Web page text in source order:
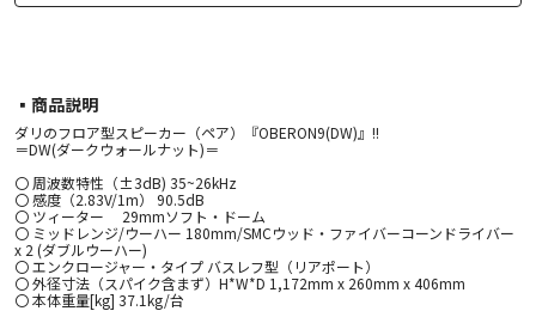
▪︎商品説明
ダリのフロア型スピーカー（ペア）『OBERON9(DW)』!!
＝DW(ダークウォールナット)＝
〇 周波数特性（±3dB) 35~26kHz
〇 感度（2.83V/1m） 90.5dB
〇 ツィーター 29mmソフト・ドーム
〇 ミッドレンジ/ウーハー 180mm/SMCウッド・ファイバーコーンドライバー
x 2 (ダブルウーハー)
〇 エンクロージャー・タイプ バスレフ型（リアポート）
〇 外径寸法（スパイク含まず）H*W*D 1,172mm x 260mm x 406mm
〇 本体重量[kg] 37.1kg/台